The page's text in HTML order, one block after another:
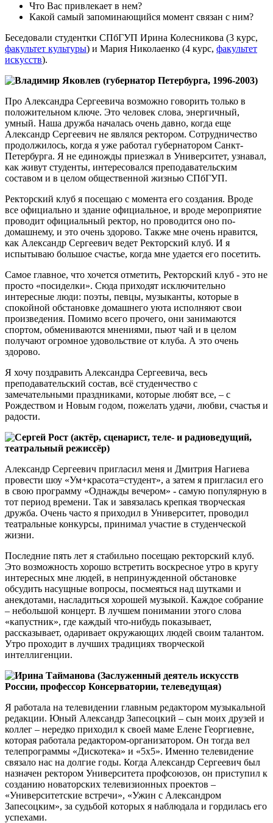
Что Вас привлекает в нем?
Какой самый запоминающийся момент связан с ним?
Беседовали студентки СПбГУП Ирина Колесникова (3 курс,
факультет культуры) и Мария Николаенко (4 курс, факультет
искусств).
Владимир Яковлев (губернатор Петербурга, 1996-2003)
Про Александра Сергеевича возможно говорить только в
положительном ключе. Это человек слова, энергичный,
умный. Наша дружба началась очень давно, когда еще
Александр Сергеевич не являлся ректором. Сотрудничество
продолжилось, когда я уже работал губернатором Санкт-
Петербурга. Я не единожды приезжал в Университет, узнавал,
как живут студенты, интересовался преподавательским
составом и в целом общественной жизнью СПбГУП.
Ректорский клуб я посещаю с момента его создания. Вроде
все официально и здание официальное, и вроде мероприятие
проводит официальный ректор, но проводится оно по-
домашнему, и это очень здорово. Также мне очень нравится,
как Александр Сергеевич ведет Ректорский клуб. И я
испытываю большое счастье, когда мне удается его посетить.
Самое главное, что хочется отметить, Ректорский клуб - это не
просто «посиделки». Сюда приходят исключительно
интересные люди: поэты, певцы, музыканты, которые в
спокойной обстановке домашнего уюта исполняют свои
произведения. Помимо всего прочего, они занимаются
спортом, обмениваются мнениями, пьют чай и в целом
получают огромное удовольствие от клуба. А это очень
здорово.
Я хочу поздравить Александра Сергеевича, весь
преподавательский состав, всё студенчество с
замечательными праздниками, которые любят все, – с
Рождеством и Новым годом, пожелать удачи, любви, счастья и
радости.
Сергей Рост (актёр, сценарист, теле- и радиоведущий,
театральный режиссёр)
Александр Сергеевич пригласил меня и Дмитрия Нагиева
провести шоу «Ум+красота=студент», а затем я пригласил его
в свою программу «Однажды вечером» - самую популярную в
тот период времени. Так и завязалась крепкая творческая
дружба. Очень часто я приходил в Университет, проводил
театральные конкурсы, принимал участие в студенческой
жизни.
Последние пять лет я стабильно посещаю ректорский клуб.
Это возможность хорошо встретить воскресное утро в кругу
интересных мне людей, в непринужденной обстановке
обсудить насущные вопросы, посмеяться над шутками и
анекдотами, насладиться хорошей музыкой. Каждое собрание
– небольшой концерт. В лучшем понимании этого слова
«капустник», где каждый что-нибудь показывает,
рассказывает, одаривает окружающих людей своим талантом.
Утро проходит в лучших традициях творческой
интеллигенции.
Ирина Тайманова (Заслуженный деятель искусств
России, профессор Консерватории, телеведущая)
Я работала на телевидении главным редактором музыкальной
редакции. Юный Александр Запесоцкий – сын моих друзей и
коллег – нередко приходил к своей маме Елене Георгиевне,
которая работала редактором-организатором. Он тогда вел
телепрограммы «Дискотека» и «5x5». Именно телевидение
связало нас на долгие годы. Когда Александр Сергеевич был
назначен ректором Университета профсоюзов, он приступил к
созданию новаторских телевизионных проектов –
«Университетские встречи», «Ужин с Александром
Запесоцким», за судьбой которых я наблюдала и гордилась его
успехами.